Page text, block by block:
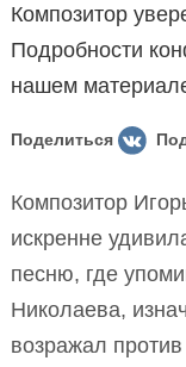
Композитор
Подробности
нашем
Поделиться
Композитор
искренне
песню, где
Николаева,
возражал